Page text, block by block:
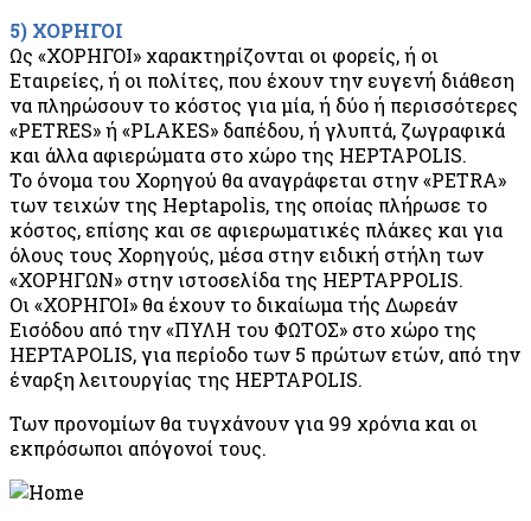
5) ΧΟΡΗΓΟΙ
Ως «ΧΟΡΗΓΟΙ» χαρακτηρίζονται οι φορείς, ή οι
Εταιρείες, ή οι πολίτες, που έχουν την ευγενή διάθεση
να πληρώσουν το κόστος για μία, ή δύο ή περισσότερες
«PETRES» ή «PLAKES» δαπέδου, ή γλυπτά, ζωγραφικά
και άλλα αφιερώματα στο χώρο της HEPTAPOLIS.
Το όνομα του Χορηγού θα αναγράφεται στην «PETRΑ»
των τειχών της Heptapolis, της οποίας πλήρωσε το
κόστος, επίσης και σε αφιερωματικές πλάκες και για
όλους τους Χορηγούς, μέσα στην ειδική στήλη των
«ΧΟΡΗΓΩΝ» στην ιστοσελίδα της HEPTAPPOLIS.
Οι «ΧΟΡΗΓΟΙ» θα έχουν το δικαίωμα τής Δωρεάν
Εισόδου από την «ΠΥΛΗ του ΦΩΤΟΣ» στο χώρο της
HEPTAPOLIS, για περίοδο των 5 πρώτων ετών, από την
έναρξη λειτουργίας της HEPTAPOLIS.
Των προνομίων θα τυγχάνουν για 99 χρόνια και οι
εκπρόσωποι απόγονοί τους.